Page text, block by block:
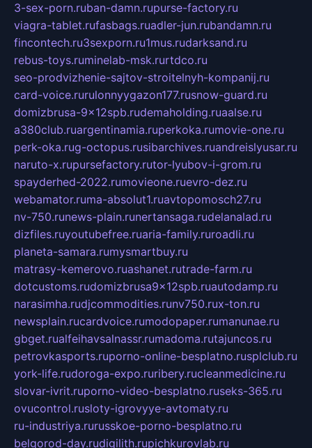
3-sex-porn.ruban-damn.rupurse-factory.ru
viagra-tablet.rufasbags.ruadler-jun.rubandamn.ru
fincontech.ru3sexporn.ru1mus.rudarksand.ru
rebus-toys.ruminelab-msk.rurtdco.ru
seo-prodvizhenie-sajtov-stroitelnyh-kompanij.ru
card-voice.rurulonnyygazon177.rusnow-guard.ru
domizbrusa-9x12spb.rudemaholding.ruaalse.ru
a380club.ruargentinamia.ruperkoka.rumovie-one.ru
perk-oka.rug-octopus.rusibarchives.ruandreislyusar.ru
naruto-x.rupursefactory.rutor-lyubov-i-grom.ru
spayderhed-2022.rumovieone.ruevro-dez.ru
webamator.ruma-absolut1.ruavtopomosch27.ru
nv-750.runews-plain.runertansaga.rudelanalad.ru
dizfiles.ruyoutubefree.ruaria-family.ruroadli.ru
planeta-samara.rumysmartbuy.ru
matrasy-kemerovo.ruashanet.rutrade-farm.ru
dotcustoms.rudomizbrusa9x12spb.ruautodamp.ru
narasimha.rudjcommodities.runv750.rux-ton.ru
newsplain.rucardvoice.rumodopaper.rumanunae.ru
gbget.rualfeihavsalnassr.rumadoma.rutajuncos.ru
petrovkasports.ruporno-online-besplatno.rusplclub.ru
york-life.rudoroga-expo.ruribery.rucleanmedicine.ru
slovar-ivrit.ruporno-video-besplatno.ruseks-365.ru
ovucontrol.rusloty-igrovyye-avtomaty.ru
ru-industriya.rurusskoe-porno-besplatno.ru
belgorod-day.rudigilith.rupichkurovlab.ru